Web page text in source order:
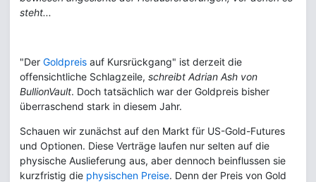
steht...
"Der Goldpreis auf Kursrückgang" ist derzeit die
offensichtliche Schlagzeile, schreibt Adrian Ash von
BullionVault. Doch tatsächlich war der Goldpreis bisher
überraschend stark in diesem Jahr.
Schauen wir zunächst auf den Markt für US-Gold-Futures
und Optionen. Diese Verträge laufen nur selten auf die
physische Auslieferung aus, aber dennoch beinflussen sie
kurzfristig die physischen Preise. Denn der Preis von Gold